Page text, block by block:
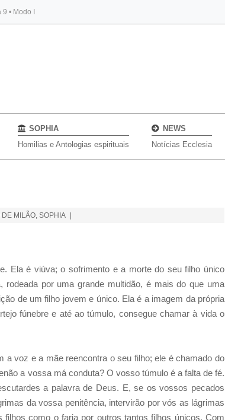
• Modo I
BYBLOS
SOPHIA
Homilias e Antologias espirituais
NEWS
Notícias Ecclesia
DE MILÃO, SOPHIA
Ela é viúva; o sofrimento e a morte do seu filho único
por uma grande multidão, é mais do que uma
de um filho jovem e único. Ela é a imagem da própria
fúnebre e até ao túmulo, consegue chamar à vida o
voz e a mãe reencontra o seu filho; ele é chamado do
a vossa má conduta? O vosso túmulo é a falta de fé.
a palavra de Deus. E, se os vossos pecados
da vossa penitência, intervirão por vós as lágrimas
como o faria por outros tantos filhos únicos. Com